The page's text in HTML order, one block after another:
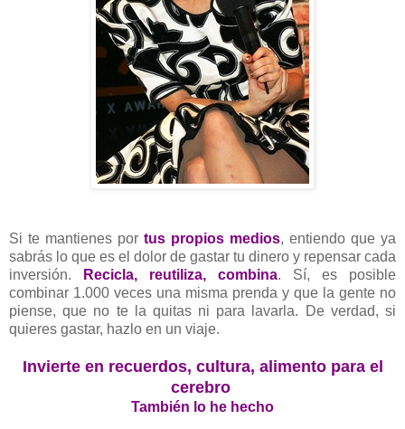
Si te mantienes por tus propios medios, entiendo que ya
sabrás lo que es el dolor de gastar tu dinero y repensar cada
inversión.
Recicla, reutiliza, combina. Sí, es posible
combinar 1.000 veces una misma prenda y que la gente no
piense, que no te la quitas ni para lavarla. De verdad, si
quieres gastar, hazlo en un viaje.
Invierte en recuerdos, cultura, alimento para el
cerebro
También lo he hecho